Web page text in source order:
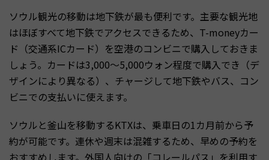
ソウル観光の移動は地下鉄が最も便利です。主要な観光地
はほぼすべて地下鉄でアクセスできるため、T-moneyカー
ド（交通系ICカード）を空港のコンビニで購入しておきま
しょう。カードは3,000〜5,000ウォン程度で購入でき（デ
ザインにより異なる）、チャージして地下鉄やバス、コン
ビニでの支払いに使えます。
ソウルと釜山を移動するKTXは、乗車日の1カ月前から予
約が可能です。連休や週末は混雑するため、早めの予約を